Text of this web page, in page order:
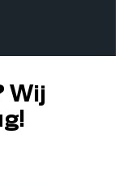
Wij